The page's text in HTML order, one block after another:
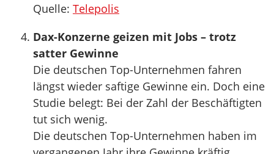
Quelle: Telepolis
Dax-Konzerne geizen mit Jobs – trotz
satter Gewinne
Die deutschen Top-Unternehmen fahren
längst wieder saftige Gewinne ein. Doch eine
Studie belegt: Bei der Zahl der Beschäftigten
tut sich wenig.
Die deutschen Top-Unternehmen haben im